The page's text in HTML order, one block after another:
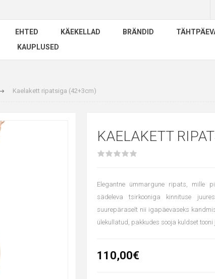
EHTED KÄEKELLAD BRÄNDID
KAUPLUSED
Kaelakett ripatsiga (42+3cm)
KAELAKETT
Elegantne ümmargune ripats, mille
sädeleva tsirkooniga kinnituse
suurepäraselt nii igapäevaseks
ülekullatud, pakkudes sooja kuldset
110,00€